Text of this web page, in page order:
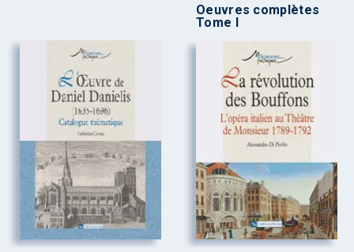
Oeuvres complètes
Tome I